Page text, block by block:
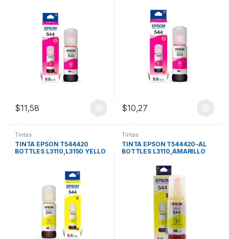
$11,58 $10,27
Tintas
TINTA EPSON T544420
BOTTLES L3110,L3150 YELLO
Tintas
TINTA EPSON T544420-AL
BOTTLES L3110,AMARILLO